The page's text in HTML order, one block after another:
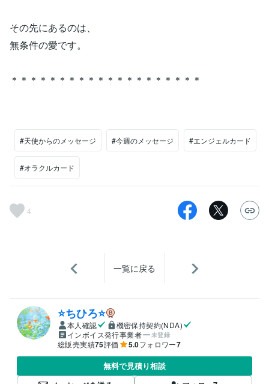
その先にあるのは、
無条件の愛です。
＊＊＊＊＊＊＊＊＊＊＊＊＊＊＊＊＊＊＊＊
#天使からのメッセージ #今週のメッセージ #エンジェルカード
#オラクルカード
4
一覧に戻る
⭐️ちひろ⭐️
本人確認
機密保持契約(NDA)
インボイス発行事業者
未登録
総販売実績75評価 5.0フォロワー7
無料で見積り相談